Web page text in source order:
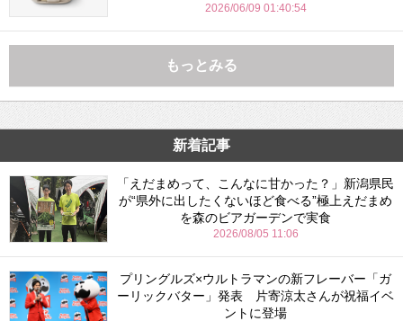
2026/06/09 01:40:54
もっとみる
新着記事
「えだまめって、こんなに甘かった？」新潟県民
が“県外に出したくないほど食べる”極上えだまめ
を森のビアガーデンで実食
2026/08/05 11:06
プリングルズ×ウルトラマンの新フレーバー「ガ
ーリックバター」発表 片寄涼太さんが祝福イベ
ントに登場